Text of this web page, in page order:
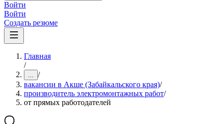
Войти
Войти
Создать резюме
Главная
/
... /
вакансии в Акше (Забайкальского края)/
производитель электромонтажных работ/
от прямых работодателей